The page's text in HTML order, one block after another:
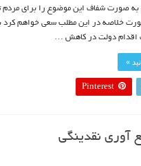
به صورت شفاف این موضوع را برای مردم
خلاصه در این مطلب سعی خواهم
اقدام دولت در کاهش …
»
Pinterest
آوری نقدینگی